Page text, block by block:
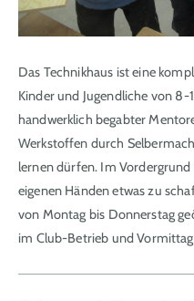
Das Technikhaus ist eine
Kinder und Jugendliche von 8-
handwerklich begabter
Werkstoffen durch
lernen dürfen. Im
eigenen Händen etwas zu
von Montag bis Donnerstag
im Club-Betrieb und